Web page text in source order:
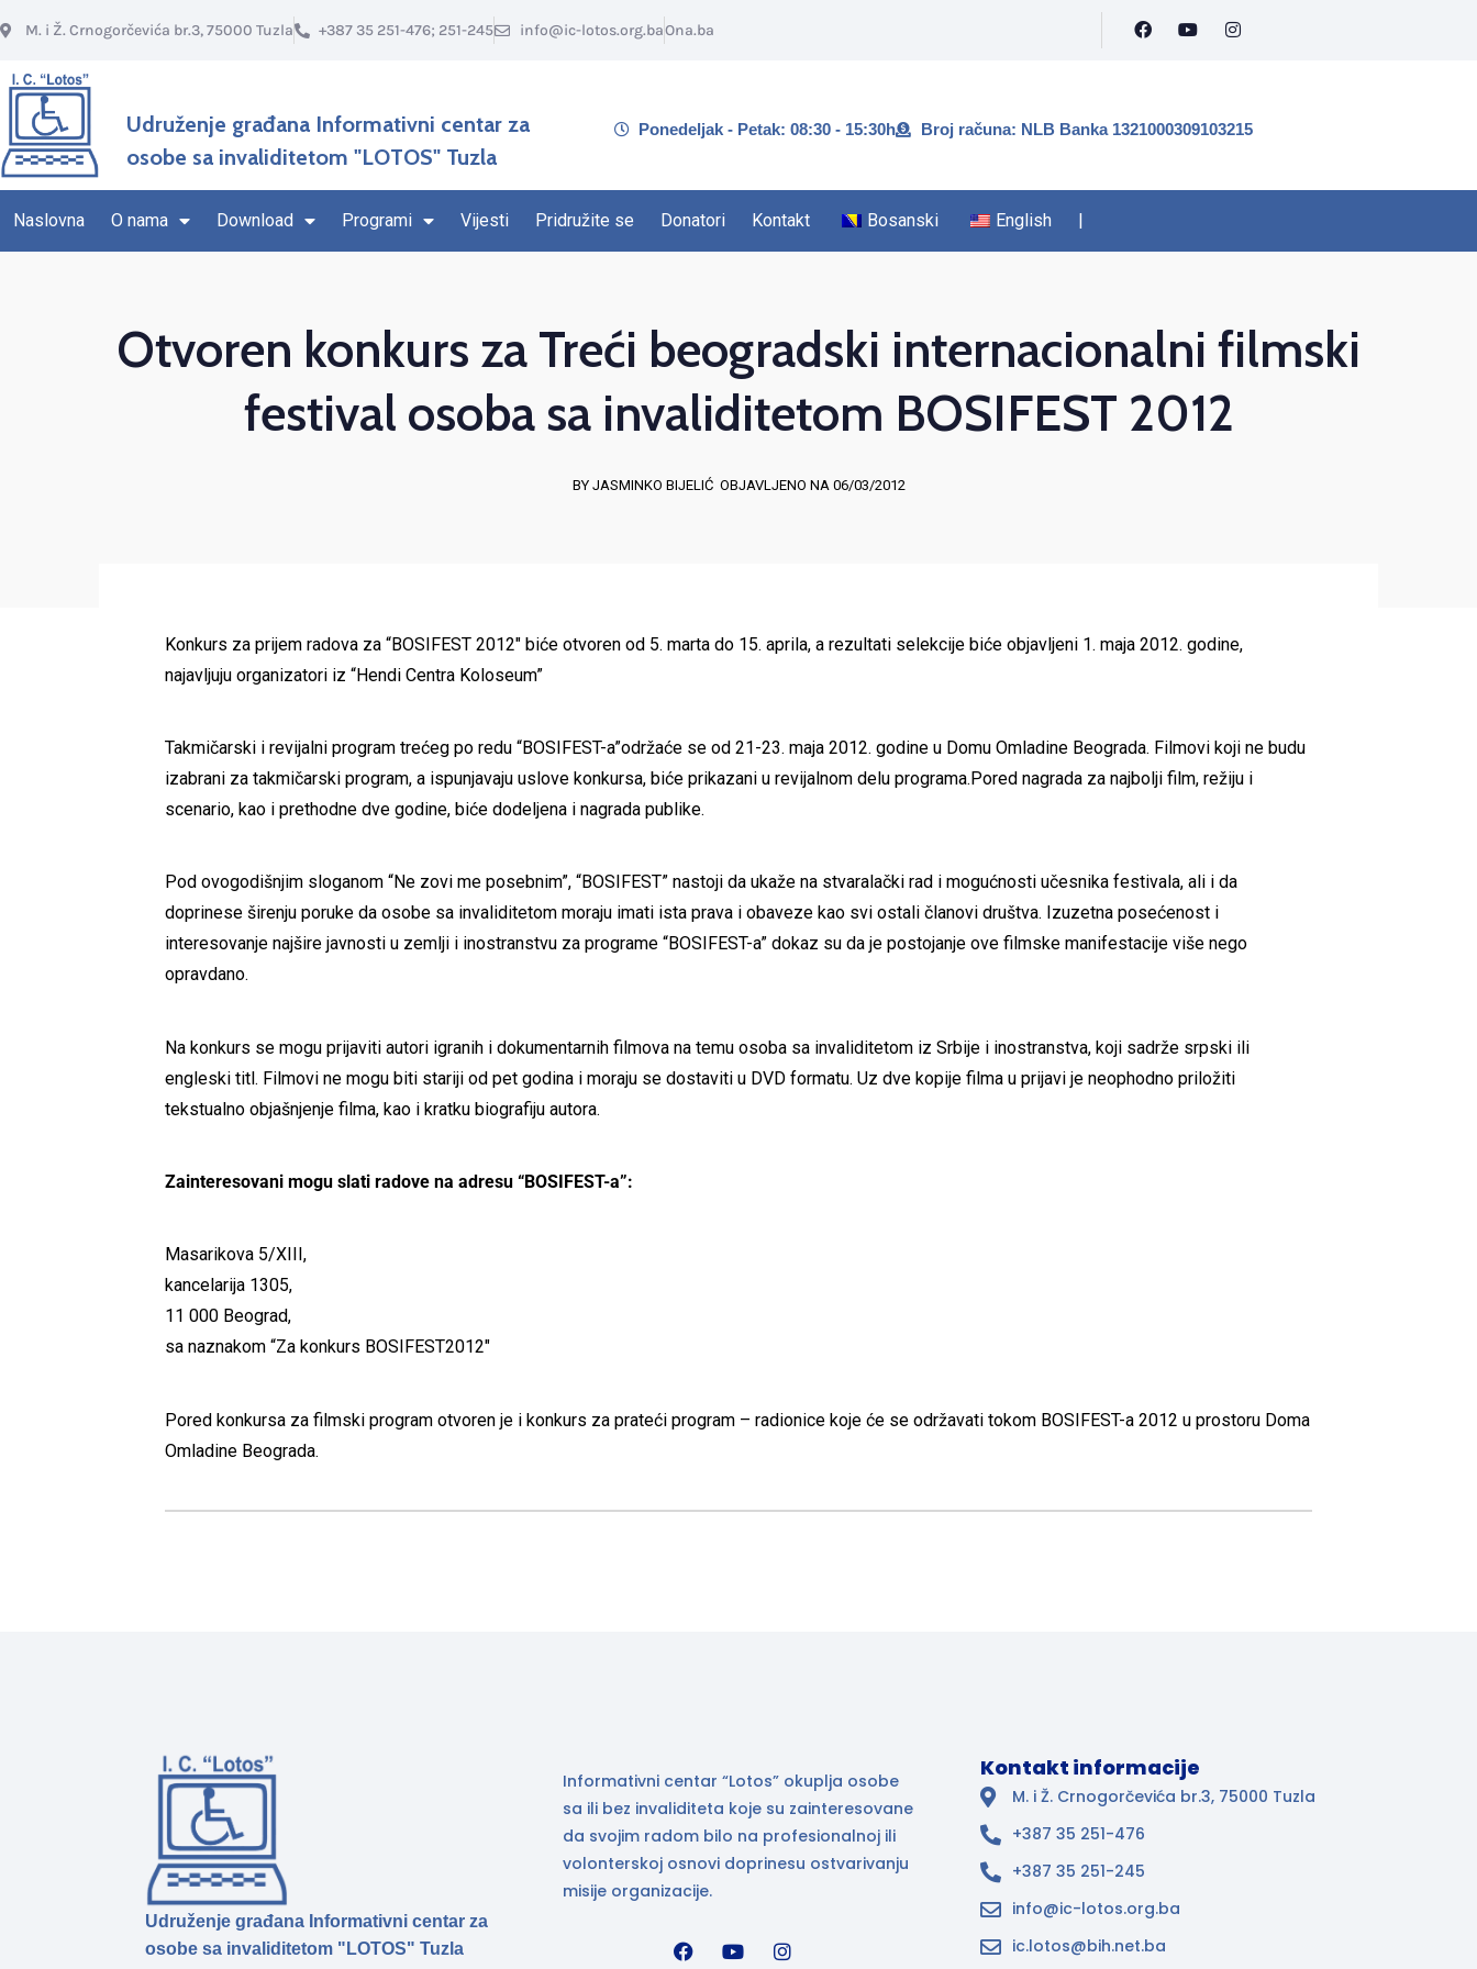
M. i Ž. Crnogorčevića br.3, 75000 Tuzla +387 35 251-476; 251-245 info@ic-lotos.org.baOna.ba
Udruženje građana Informativni centar za
osobe sa invaliditetom "LOTOS" Tuzla
Ponedeljak - Petak: 08:30 - 15:30h Broj računa: NLB Banka 1321000309103215
Naslovna O nama Download Programi Vijesti Pridružite se Donatori Kontakt Bosanski English |
Otvoren konkurs za Treći beogradski internacionalni filmski
festival osoba sa invaliditetom BOSIFEST 2012
BY JASMINKO BIJELIĆ OBJAVLJENO NA 06/03/2012
Konkurs za prijem radova za “BOSIFEST 2012″ biće otvoren od 5. marta do 15. aprila, a rezultati selekcije biće objavljeni 1. maja 2012. godine,
najavljuju organizatori iz “Hendi Centra Koloseum”
Takmičarski i revijalni program trećeg po redu “BOSIFEST-a”održaće se od 21-23. maja 2012. godine u Domu Omladine Beograda. Filmovi koji ne budu
izabrani za takmičarski program, a ispunjavaju uslove konkursa, biće prikazani u revijalnom delu programa.Pored nagrada za najbolji film, režiju i
scenario, kao i prethodne dve godine, biće dodeljena i nagrada publike.
Pod ovogodišnjim sloganom “Ne zovi me posebnim”, “BOSIFEST” nastoji da ukaže na stvaralački rad i mogućnosti učesnika festivala, ali i da
doprinese širenju poruke da osobe sa invaliditetom moraju imati ista prava i obaveze kao svi ostali članovi društva. Izuzetna posećenost i
interesovanje najšire javnosti u zemlji i inostranstvu za programe “BOSIFEST-a” dokaz su da je postojanje ove filmske manifestacije više nego
opravdano.
Na konkurs se mogu prijaviti autori igranih i dokumentarnih filmova na temu osoba sa invaliditetom iz Srbije i inostranstva, koji sadrže srpski ili
engleski titl. Filmovi ne mogu biti stariji od pet godina i moraju se dostaviti u DVD formatu. Uz dve kopije filma u prijavi je neophodno priložiti
tekstualno objašnjenje filma, kao i kratku biografiju autora.
Zainteresovani mogu slati radove na adresu “BOSIFEST-a”:
Masarikova 5/XIII,
kancelarija 1305,
11 000 Beograd,
sa naznakom “Za konkurs BOSIFEST2012″
Pored konkursa za filmski program otvoren je i konkurs za prateći program – radionice koje će se održavati tokom BOSIFEST-a 2012 u prostoru Doma
Omladine Beograda.
Udruženje građana Informativni centar za
osobe sa invaliditetom "LOTOS" Tuzla
Informativni centar “Lotos” okuplja osobe
sa ili bez invaliditeta koje su zainteresovane
da svojim radom bilo na profesionalnoj ili
volonterskoj osnovi doprinesu ostvarivanju
misije organizacije.
Kontakt informacije
M. i Ž. Crnogorčevića br.3, 75000 Tuzla
+387 35 251-476
+387 35 251-245
info@ic-lotos.org.ba
ic.lotos@bih.net.ba